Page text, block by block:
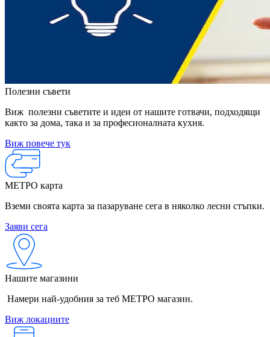
Полезни съвети
Виж полезни съветите и идеи от нашите готвачи, подходящи
както за дома, така и за професионалната кухня.
Виж повече тук
МЕТРО карта
Вземи своята карта за пазаруване сега в няколко лесни стъпки.
Заяви сега
Нашите магазини
Намери най-удобния за теб МЕТРО магазин.
Виж локациите